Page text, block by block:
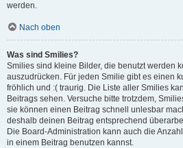
werden.
Nach oben
Was sind Smilies?
Smilies sind kleine Bilder, die benutzt werden
auszudrücken. Für jeden Smilie gibt es einen
fröhlich und :( traurig. Die Liste aller Smilies
Beitrags sehen. Versuche bitte trotzdem,
sie können einen Beitrag schnell unlesbar
deshalb deinen Beitrag entsprechend
Die Board-Administration kann auch die
in einem Beitrag benutzen kannst.